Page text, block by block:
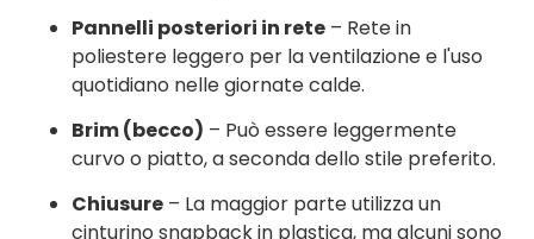
Pannelli posteriori in rete – Rete in
poliestere leggero per la ventilazione e l'uso
quotidiano nelle giornate calde.
Brim (becco) – Può essere leggermente
curvo o piatto, a seconda dello stile preferito.
Chiusure – La maggior parte utilizza un
cinturino snapback in plastica, ma alcuni sono